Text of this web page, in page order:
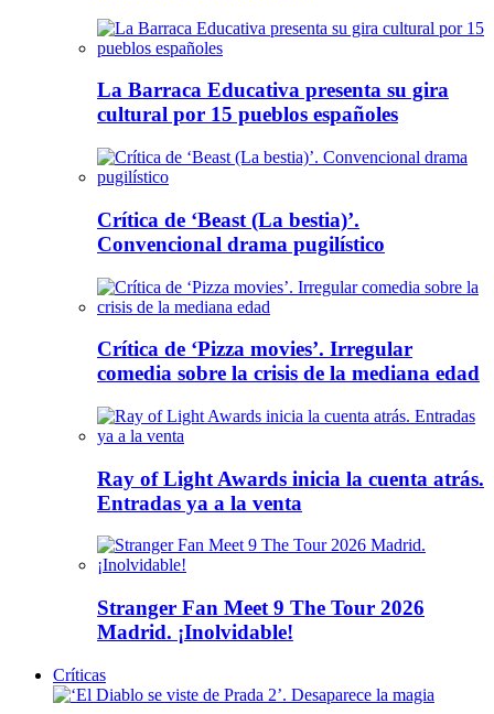
La Barraca Educativa presenta su gira
cultural por 15 pueblos españoles
Crítica de ‘Beast (La bestia)’.
Convencional drama pugilístico
Crítica de ‘Pizza movies’. Irregular
comedia sobre la crisis de la mediana edad
Ray of Light Awards inicia la cuenta atrás.
Entradas ya a la venta
Stranger Fan Meet 9 The Tour 2026
Madrid. ¡Inolvidable!
Críticas